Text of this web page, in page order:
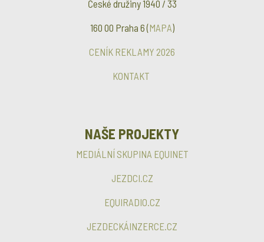
České družiny 1940 / 33
160 00 Praha 6 (MAPA)
CENÍK REKLAMY 2026
KONTAKT
NAŠE PROJEKTY
MEDIÁLNÍ SKUPINA EQUINET
JEZDCI.CZ
EQUIRADIO.CZ
JEZDECKÁINZERCE.CZ